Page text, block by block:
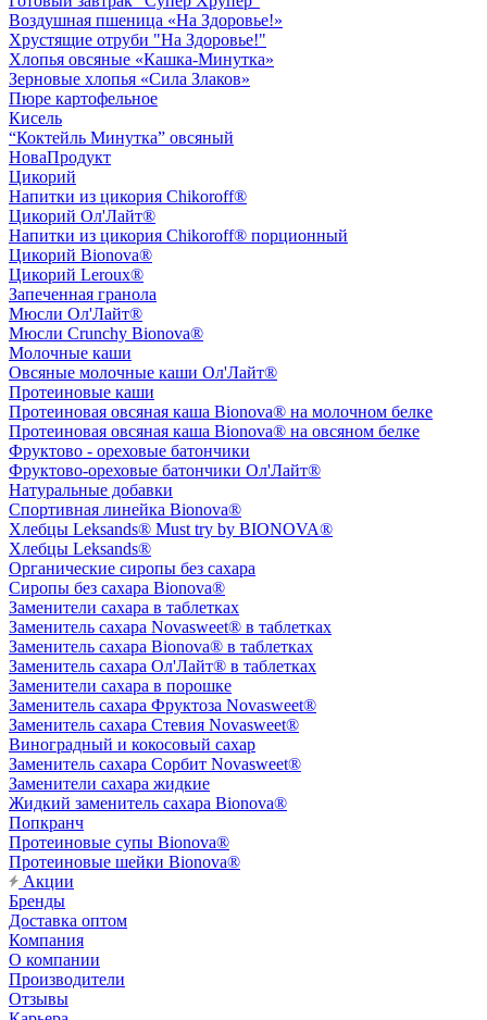
Воздушная пшеница «На Здоровье!»
Хрустящие отруби "На Здоровье!"
Хлопья овсяные «Кашка-Минутка»
Зерновые хлопья «Сила Злаков»
Пюре картофельное
Кисель
“Коктейль Минутка” овсяный
НоваПродукт
Цикорий
Напитки из цикория Chikoroff®
Цикорий Ол'Лайт®
Напитки из цикория Chikoroff® порционный
Цикорий Bionova®
Цикорий Leroux®
Запеченная гранола
Мюсли Ол'Лайт®
Мюсли Crunchy Bionova®
Молочные каши
Овсяные молочные каши Ол'Лайт®
Протеиновые каши
Протеиновая овсяная каша Bionova® на молочном белке
Протеиновая овсяная каша Bionova® на овсяном белке
Фруктово - ореховые батончики
Фруктово-ореховые батончики Ол'Лайт®
Натуральные добавки
Спортивная линейка Bionova®
Хлебцы Leksands® Must try by BIONOVA®
Хлебцы Leksands®
Органические сиропы без сахара
Сиропы без сахара Bionova®
Заменители сахара в таблетках
Заменитель сахара Novasweet® в таблетках
Заменитель сахара Bionova® в таблетках
Заменитель сахара Ол'Лайт® в таблетках
Заменители сахара в порошке
Заменитель сахара Фруктоза Novasweet®
Заменитель сахара Стевия Novasweet®
Виноградный и кокосовый сахар
Заменитель сахара Сорбит Novasweet®
Заменители сахара жидкие
Жидкий заменитель сахара Bionova®
Попкранч
Протеиновые супы Bionova®
Протеиновые шейки Bionova®
Акции
Бренды
Доставка оптом
Компания
О компании
Производители
Отзывы